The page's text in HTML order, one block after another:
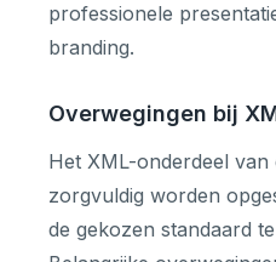
professionele
branding.
Overwegingen bij
Het XML-onderdeel
zorgvuldig worden
de gekozen standaard